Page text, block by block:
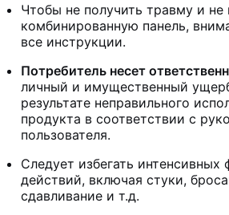
Чтобы не получить травму и не
комбинированную панель,
все инструкции.
Потребитель несет
личный и имущественный
результате неправильного
продукта в соответствии с
пользователя.
Следует избегать интенсивных
действий, включая стуки,
сдавливание и т.д.